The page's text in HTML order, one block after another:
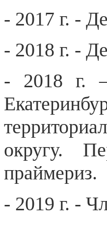
- 2017 г. -
- 2018 г. -
- 2018 г.
округу.
праймериз.
- 2019 г. -